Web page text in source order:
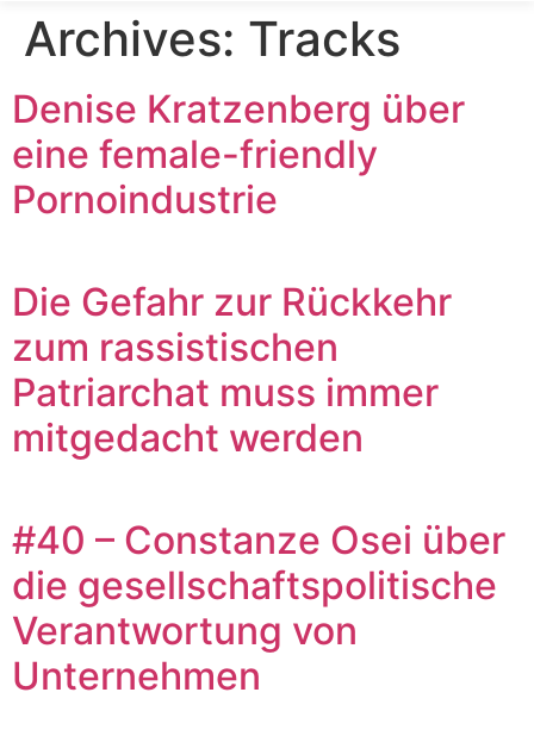
Archives: Tracks
Denise Kratzenberg über
eine female-friendly
Pornoindustrie
Die Gefahr zur Rückkehr
zum rassistischen
Patriarchat muss immer
mitgedacht werden
#40 – Constanze Osei über
die gesellschaftspolitische
Verantwortung von
Unternehmen